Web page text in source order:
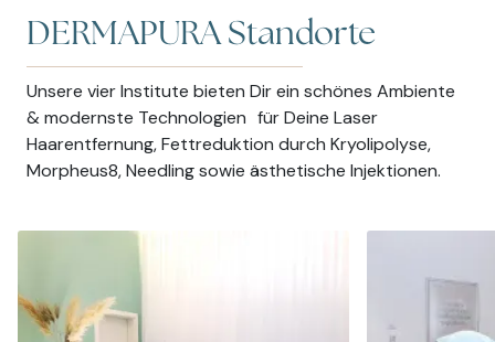
DERMAPURA Standorte
Unsere vier Institute bieten Dir ein schönes Ambiente
& modernste Technologien für Deine Laser
Haarentfernung, Fettreduktion durch Kryolipolyse,
Morpheus8, Needling sowie ästhetische Injektionen.